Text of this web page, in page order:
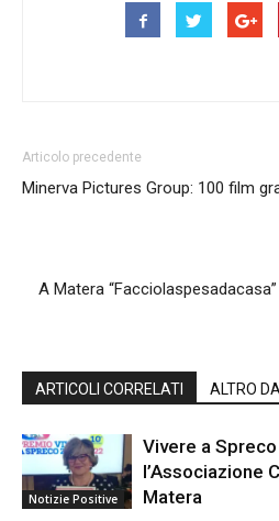
Articolo precedente
Minerva Pictures Group: 100 film
A Matera
ARTICOLI CORRELATI ALTRO
Notizie Positive
Vivere a
l’Associazione
Matera